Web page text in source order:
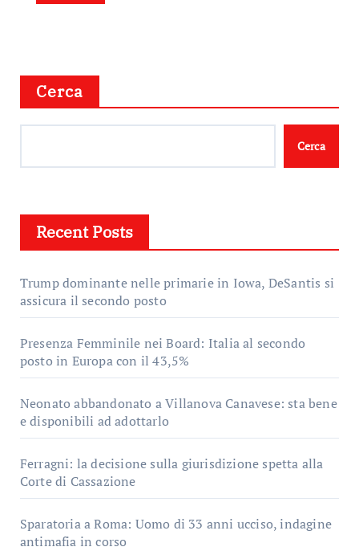
Cerca
Cerca
Recent Posts
Trump dominante nelle primarie in Iowa, DeSantis si
assicura il secondo posto
Presenza Femminile nei Board: Italia al secondo
posto in Europa con il 43,5%
Neonato abbandonato a Villanova Canavese: sta bene
e disponibili ad adottarlo
Ferragni: la decisione sulla giurisdizione spetta alla
Corte di Cassazione
Sparatoria a Roma: Uomo di 33 anni ucciso, indagine
antimafia in corso